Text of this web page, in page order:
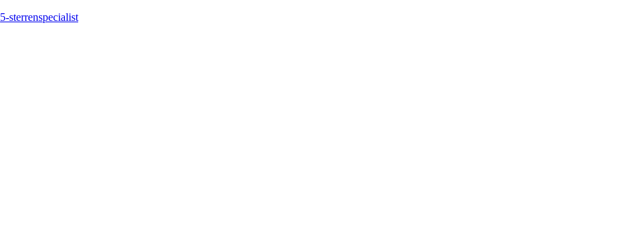
5-sterrenspecialist